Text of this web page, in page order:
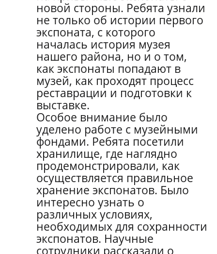
новой стороны. Ребята узнали
не только об истории первого
экспоната, с которого
началась история музея
нашего района, но и о том,
как экспонаты попадают в
музей, как проходят процесс
реставрации и подготовки к
выставке.
Особое внимание было
уделено работе с музейными
фондами. Ребята посетили
хранилище, где наглядно
продемонстрировали, как
осуществляется правильное
хранение экспонатов. Было
интересно узнать о
различных условиях,
необходимых для сохранности
экспонатов. Научные
сотрудники рассказали о